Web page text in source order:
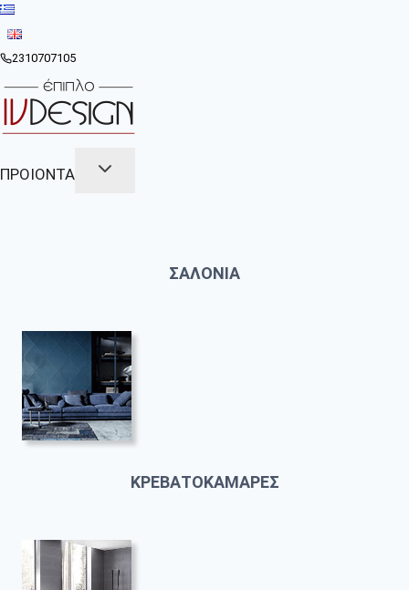
Skip
to
content
2310707105
ΠΡΟΙΟΝΤΑ
ΣΑΛΟΝΙΑ
ΚΡΕΒΑΤΟΚΑΜΑΡΕΣ